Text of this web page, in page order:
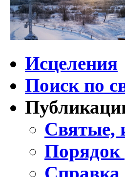
Исцеления
Поиск по
Святые,
Порядок